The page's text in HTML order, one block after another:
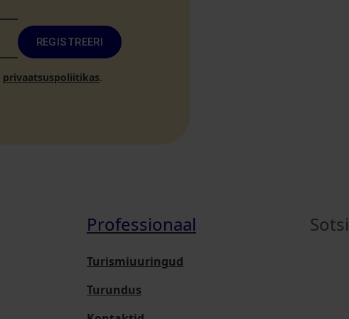
REGISTREERI
privaatsuspoliitikas.
Professionaal
Turismiuuringud
Turundus